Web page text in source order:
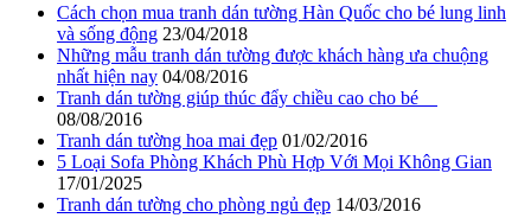
Cách chọn mua tranh dán tường Hàn Quốc cho bé lung linh
và sống động 23/04/2018
Những mẫu tranh dán tường được khách hàng ưa chuộng
nhất hiện nay 04/08/2016
Tranh dán tường giúp thúc đẩy chiều cao cho bé
08/08/2016
Tranh dán tường hoa mai đẹp 01/02/2016
5 Loại Sofa Phòng Khách Phù Hợp Với Mọi Không Gian
17/01/2025
Tranh dán tường cho phòng ngủ đẹp 14/03/2016